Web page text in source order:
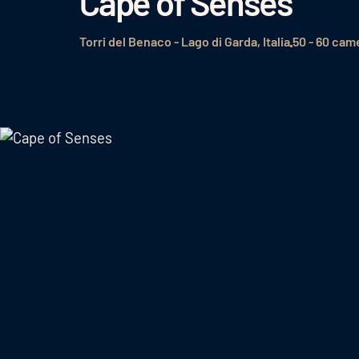
Torri del Benaco - Lago di Garda, Italia50 - 60